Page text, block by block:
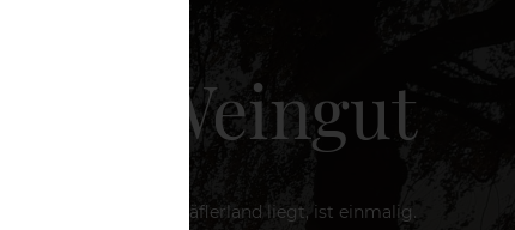
Weingut
Weingut im Markgräflerland liegt, ist einmalig.